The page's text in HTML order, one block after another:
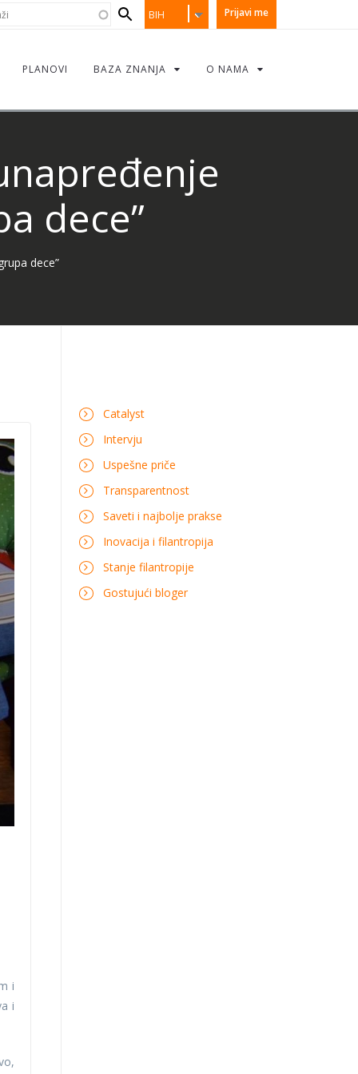
Prijavi me
BIH
PLANOVI BAZA ZNANJA O NAMA
dece”
dece”
i
i
Catalyst
Intervju
Uspešne priče
Transparentnost
Saveti i najbolje prakse
Inovacija i filantropija
Stanje filantropije
Gostujući bloger